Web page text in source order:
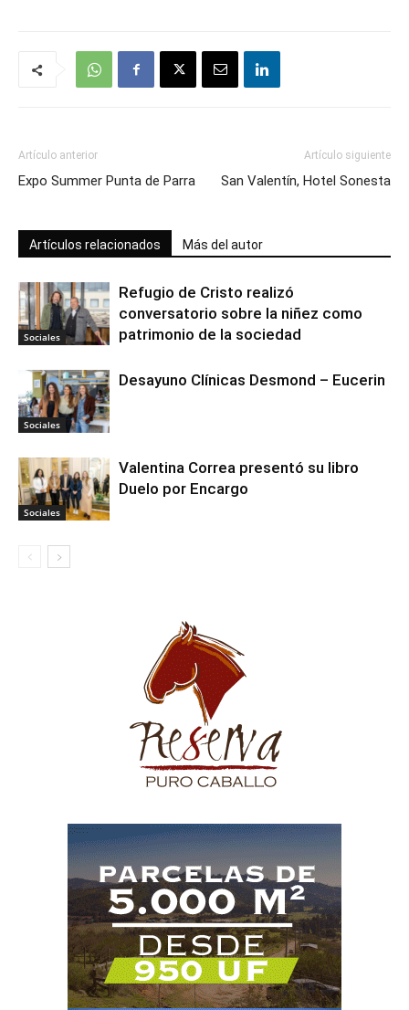
Artículo anterior
Expo Summer Punta de Parra
Artículo siguiente
San Valentín, Hotel Sonesta
Artículos relacionados Más del autor
Sociales
Refugio de Cristo realizó
conversatorio sobre la niñez como
patrimonio de la sociedad
Sociales
Desayuno Clínicas Desmond – Eucerin
Sociales
Valentina Correa presentó su libro
Duelo por Encargo